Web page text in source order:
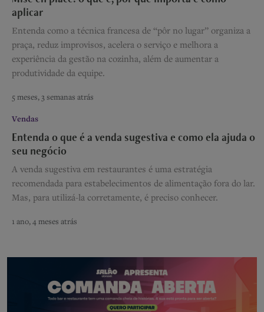
aplicar
Entenda como a técnica francesa de “pôr no lugar” organiza a
praça, reduz improvisos, acelera o serviço e melhora a
experiência da gestão na cozinha, além de aumentar a
produtividade da equipe.
5 meses, 3 semanas atrás
Vendas
Entenda o que é a venda sugestiva e como ela ajuda o
seu negócio
A venda sugestiva em restaurantes é uma estratégia
recomendada para estabelecimentos de alimentação fora do lar.
Mas, para utilizá-la corretamente, é preciso conhecer.
1 ano, 4 meses atrás